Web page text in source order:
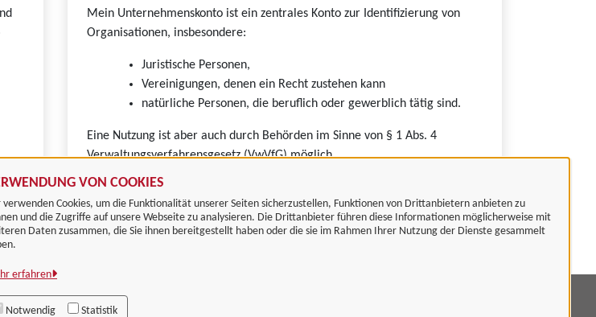
VON COOKIES
verwenden Cookies, um die Funktionalität unserer Seiten sicherzustellen, Funktionen von Drittanbietern anbieten zu
und die Zugriffe auf unsere Webseite zu analysieren. Die Drittanbieter führen diese Informationen möglicherweise mit
Daten zusammen, die Sie ihnen bereitgestellt haben oder die sie im Rahmen Ihrer Nutzung der Dienste gesammelt
erfahren
Notwendig Statistik
Mein Unternehmenskonto ist ein zentrales Konto zur Identifizierung von
Organisationen, insbesondere:
Juristische Personen,
Vereinigungen, denen ein Recht zustehen kann
natürliche Personen, die beruflich oder gewerblich tätig sind.
Eine Nutzung ist aber auch durch Behörden im Sinne von § 1 Abs. 4
Verwaltungsverfahrensgesetz (VwVfG) möglich.